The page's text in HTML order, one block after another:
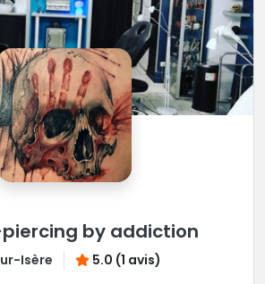
by addiction
Isère 5.0 (1 avis)